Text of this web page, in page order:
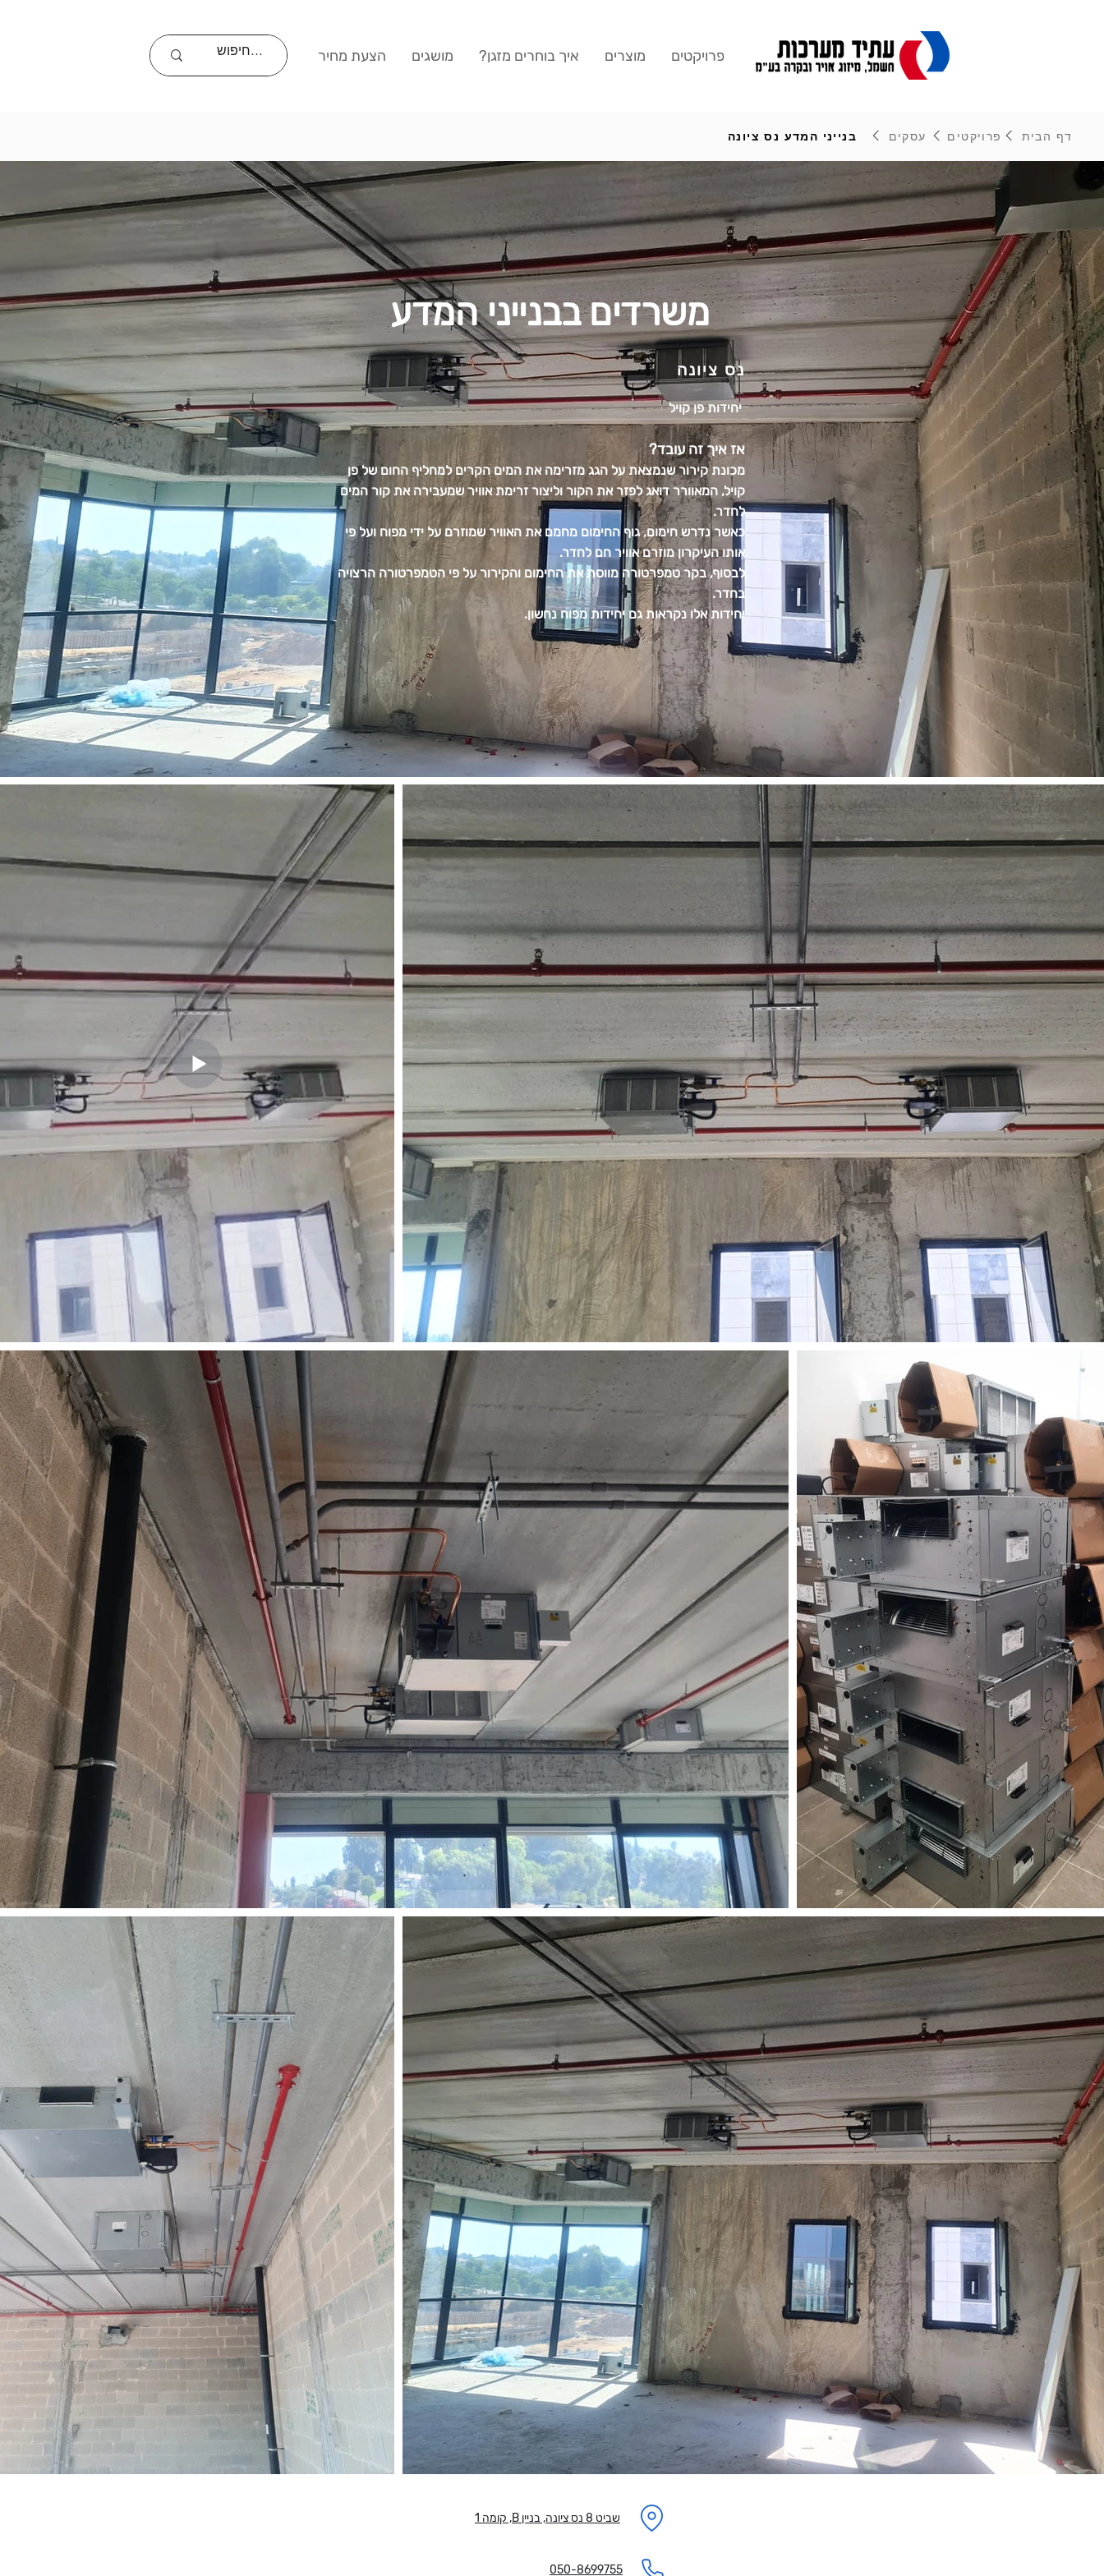
פרויקטים מוצרים איך בוחרים מזגן? מושגים הצעת מחיר
בנייני המדע נס ציונה דף הבית פרויקטים עסקים
משרדים בבנייני המדע
נס ציונה
יחידות פן קויל
אז איך זה עובד?
מכונת קירור שנמצאת על הגג מזרימה את המים הקרים למחליף החום של פן
קויל, המאוורר דואג לפזר את הקור וליצור זרימת אוויר שמעבירה את קור המים
לחדר.
כאשר נדרש חימום, גוף החימום מחמם את האוויר שמוזרם על ידי מפוח ועל פי
אותו העיקרון מוזרם אוויר חם לחדר.
לבסוף, בקר טמפרטורה מווסת את החימום והקירור על פי הטמפרטורה הרצויה
בחדר.
יחידות אלו נקראות גם יחידות מפוח נחשון.
שביט 8 נס ציונה, בניין B, קומה 1
050-8699755